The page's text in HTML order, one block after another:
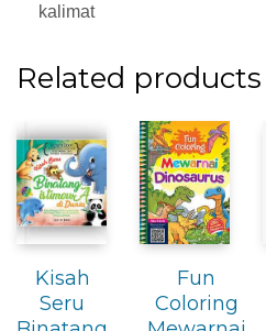
kalimat
Related products
Kisah
Seru
Fun
Coloring